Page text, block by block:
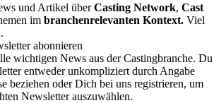
und Artikel überCasting Network, Cast
im branchenrelevanten Kontext. Viel
abonnieren
wichtigen News aus der Castingbranche. Du
entweder unkompliziert durch Angabe
beziehen oder Dich bei uns registrieren, um
Newsletter auszuwählen.